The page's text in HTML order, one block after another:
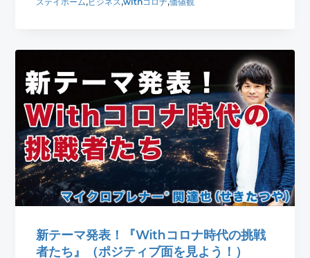
新テーマ発表！『Withコロナ時代の挑戦
者たち』（ポジティブ面を見よう！）